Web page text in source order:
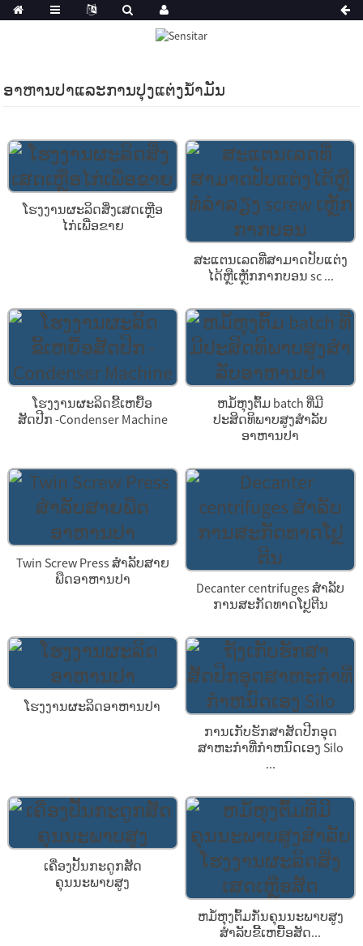
ອາຫານປາແລະການປຸງແຕ່ງນ້ໍາມັນ
ໂຮງງານຜະລິດສິ່ງເສດເຫຼືອ
ໄກ່ເພື່ອຂາຍ
ສະແຕນເລດທີ່ສາມາດປັບແຕ່ງ
ໄດ້ຫຼືເຫຼັກກາກບອນ sc ...
ໂຮງງານຜະລິດຂີ້ເຫຍື້ອ
ສັດປີກ -Condenser Machine
ຫມໍ້ຫຸງຕົ້ມ batch ທີ່ມີ
ປະສິດທິພາບສູງສໍາລັບ
ອາຫານປາ
Twin Screw Press ສໍາລັບສາຍ
ພືດອາຫານປາ
Decanter centrifuges ສໍາລັບ
ການສະກັດທາດໂປຼຕີນ
ໂຮງງານຜະລິດອາຫານປາ
ການເກັບຮັກສາສັດປີກອຸດ
ສາຫະກໍາທີ່ກໍາຫນົດເອງ Silo
...
ເຄື່ອງປັ້ນກະດູກສັດ
ຄຸນນະພາບສູງ
ຫມໍ້ຫຸງຕົ້ມກັ່ນຄຸນນະພາບສູງ
ສຳລັບຂີ້ເຫຍື້ອສັດ...